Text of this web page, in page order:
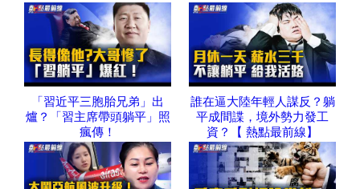
「習近平三胞胎兄弟」出
爐？「習主席帶頭躺平」照
瘋傳！
誰在逼大陸年輕人謀反？躺
平成間諜，境外勢力發工
資？【 熱點最前線】